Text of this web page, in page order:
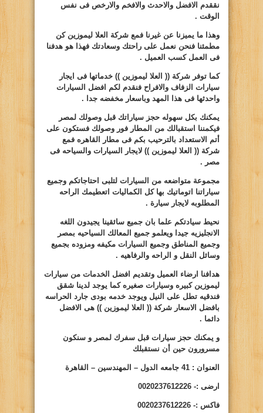
نققدم الافضل والاحدث والافخم والارخص فى نفس
الوقت .
وهذا ما يميزنا عن غيرنا فمع شركة العلا ليموزين كن
مطمئنا فنحن نعمل على راحتك وسعادتك فهذا هو هدفنا
فى العمل كسب العميل .
كما توفر شركة (( العلا ليموزين )) خدماتها فى ايجار
سيارات الزفاف والافراح فنقدم لكم افضل السيارات
واحدثها فى هذا المهد وباسعار مخفضه جدا .
يمكنك بكل سهوله حجز سياراتك قبل وصولك لمصر
فيكمننا استقبالك من المطار فور وصولك فستكون على
أتم الاستعداد بالترحيب بكم فى مطار القاهره فمع
شركة (( العلا ليموزين )) لايجار السيارات والسياحه فى
مصر .
مجموعة متواضعه من السيارات لتلبى احتاجاتكم وجميع
سياراتنا اتوماتيك بها كل الكماليات اتعطيمك الراحه
المطلوبه لايجار سيارة .
نحيط سيادتكم علما بان جميع سائقينا يجيدون اللغه
الانجليزيه جيدا ويعلمو جميع المعالك السياحيه بمصر
وجميع المناطق وجميع السيارات مكيفه ومزوده بجميع
وسائل النقل و الراحه والرفاهيه .
هدافنا ارضاء العميل وتقديم افضل الخدمات من سيارات
ليموزين كبيره وسيارات صغيره كما يوجد لدينا شقق
فندقيه تطل على النيل ويوجد خدمه بودى جارد الحراسه
بافضل الاسعار شركة (( العلا ليموزين )) هى الافضل
دائما .
و يمكنك حجز سيارات قبل سفرك لمصر و سنكون
مسرورون حين أن نستقبلك
العنوان : 41 جامعه الدول – المهندسين – القاهرة
ارضى :- 0020237612226
فاكس :- 0020237612226